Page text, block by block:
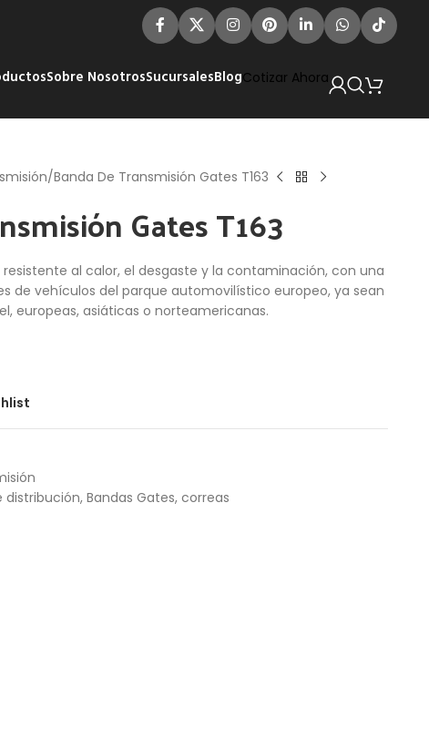
Sobre NosotrosSucursalesBlogCotizar Ahora
Banda De Transmisión Gates T163
Gates T163
al calor, el desgaste y la contaminación, con una
de vehículos del parque automovilístico europeo, ya sean
europeas, asiáticas o norteamericanas.
distribución, Bandas Gates, correas